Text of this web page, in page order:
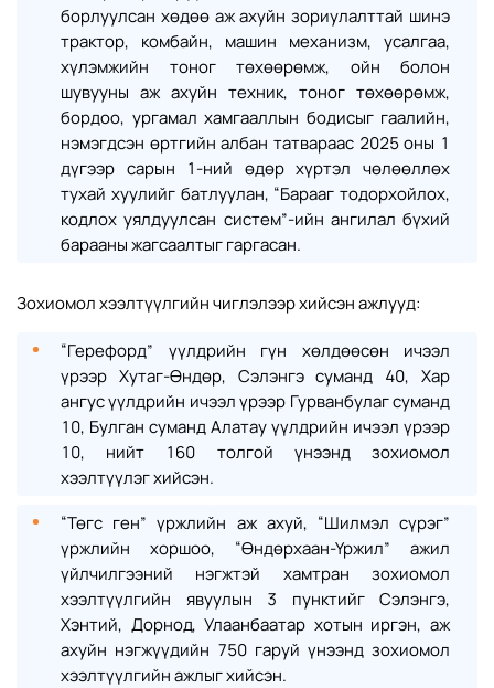
борлуулсан хөдөө аж ахуйн зориулалттай шинэ
трактор, комбайн, машин механизм, усалгаа,
хүлэмжийн тоног төхөөрөмж, ойн болон
шувууны аж ахуйн техник, тоног төхөөрөмж,
бордоо, ургамал хамгааллын бодисыг гаалийн,
нэмэгдсэн өртгийн албан татвараас 2025 оны 1
дүгээр сарын 1-ний өдөр хүртэл чөлөөллөх
тухай хуулийг батлуулан, “Барааг тодорхойлох,
кодлох уялдуулсан систем”-ийн ангилал бүхий
барааны жагсаалтыг гаргасан.
Зохиомол хээлтүүлгийн чиглэлээр хийсэн ажлууд:
“Герефорд” үүлдрийн гүн хөлдөөсөн ичээл
үрээр Хутаг-Өндөр, Сэлэнгэ суманд 40, Хар
ангус үүлдрийн ичээл үрээр Гурванбулаг суманд
10, Булган суманд Алатау үүлдрийн ичээл үрээр
10, нийт 160 толгой үнээнд зохиомол
хээлтүүлэг хийсэн.
“Төгс ген” үржлийн аж ахуй, “Шилмэл сүрэг”
үржлийн хоршоо, “Өндөрхаан-Үржил” ажил
үйлчилгээний нэгжтэй хамтран зохиомол
хээлтүүлгийн явуулын 3 пунктийг Сэлэнгэ,
Хэнтий, Дорнод, Улаанбаатар хотын иргэн, аж
ахуйн нэгжүүдийн 750 гаруй үнээнд зохиомол
хээлтүүлгийн ажлыг хийсэн.